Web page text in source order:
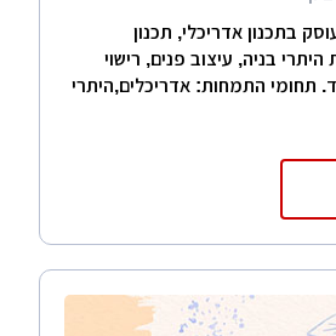
בתכנון אדריכלי, תכנון
בניה, עיצוב פנים, רישוי
תחומי התמחות: אדריכלים,היתרי